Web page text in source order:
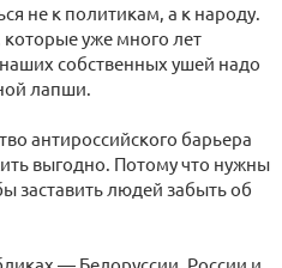
не к политикам, а к народу.
уже много лет
собственных ушей надо
лапши.
антироссийского барьера
выгодно. Потому что нужны
заставить людей забыть об